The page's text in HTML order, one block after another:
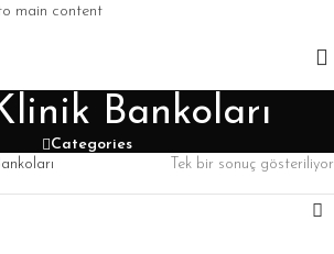
main content
Bankoları
Categories
Tek bir sonuç gösteriliyor